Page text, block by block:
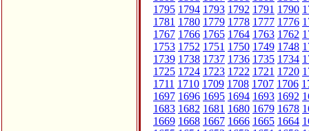
1795 1794 1793 1792 1791 1790
1781 1780 1779 1778 1777 1776
1767 1766 1765 1764 1763 1762
1753 1752 1751 1750 1749 1748
1739 1738 1737 1736 1735 1734
1725 1724 1723 1722 1721 1720
1711 1710 1709 1708 1707 1706
1697 1696 1695 1694 1693 1692
1683 1682 1681 1680 1679 1678
1669 1668 1667 1666 1665 1664